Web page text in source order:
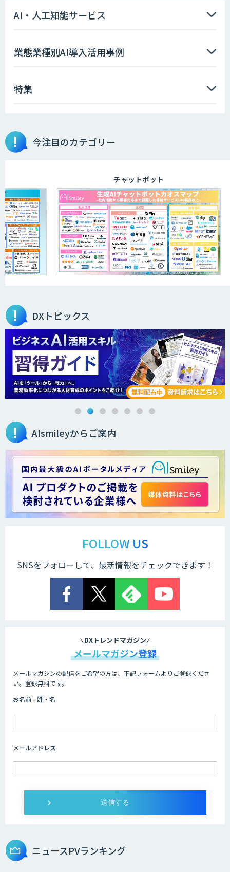
デザインチェッカー
PATPOST
展示会の名刺を商談に変える
「GenLead」
製造業特化型オーダーメイドAI開発（知
財/FMEA/電気回路/CAD/外観検査）
HEROZ ASK
サテライトAI・簡単AI-OCRサービス
ORCANO
HOUNDER
DELTA EYE
帳票読み取り・自動仕訳AIエージェント
RAG Ready Converter
AI・人工知能サービス
業態業種別AI導入活用事例
特集
今注目のカテゴリー
チャットボット
DXトピックス
AIsmileyからご案内
FOLLOW US
SNSをフォローして、最新情報をチェックできます！
DXトレンドマガジン
メールマガジン登録
メールマガジンの配信をご希望の方は、下記フォームよりご登録くださ
い。登録無料です。
お名前 - 姓・名
メールアドレス
ニュースPVランキング